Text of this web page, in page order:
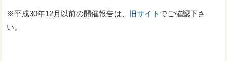
※平成30年12月以前の開催報告は、 旧サイト でご確認下さ
い。